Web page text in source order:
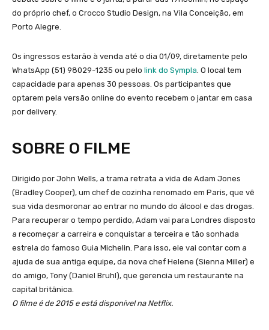
do próprio chef, o Crocco Studio Design, na Vila Conceição, em
Porto Alegre.
Os ingressos estarão à venda até o dia 01/09, diretamente pelo
WhatsApp (51) 98029-1235 ou pelo link do Sympla. O local tem
capacidade para apenas 30 pessoas. Os participantes que
optarem pela versão online do evento recebem o jantar em casa
por delivery.
SOBRE O FILME
Dirigido por John Wells, a trama retrata a vida de Adam Jones
(Bradley Cooper), um chef de cozinha renomado em Paris, que vê
sua vida desmoronar ao entrar no mundo do álcool e das drogas.
Para recuperar o tempo perdido, Adam vai para Londres disposto
a recomeçar a carreira e conquistar a terceira e tão sonhada
estrela do famoso Guia Michelin. Para isso, ele vai contar com a
ajuda de sua antiga equipe, da nova chef Helene (Sienna Miller) e
do amigo, Tony (Daniel Bruhl), que gerencia um restaurante na
capital britânica.
O filme é de 2015 e está disponível na Netflix.